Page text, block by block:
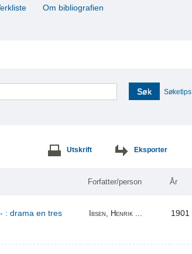
Om bibliografien
Søk Søketips
Utskrift Eksporter
Forfatter/person År
: drama en tres
Ibsen, Henrik ... 1901